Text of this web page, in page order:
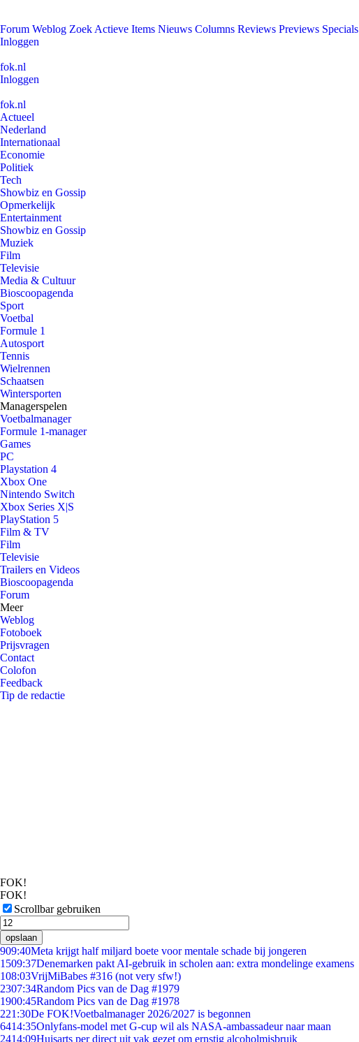
Forum Weblog Zoek Actieve Items Nieuws Columns Reviews Previews Specials
Inloggen
fok.nl
Inloggen
fok.nl
Actueel
Nederland
Internationaal
Economie
Politiek
Tech
Showbiz en Gossip
Opmerkelijk
Entertainment
Showbiz en Gossip
Muziek
Film
Televisie
Media & Cultuur
Bioscoopagenda
Sport
Voetbal
Formule 1
Autosport
Tennis
Wielrennen
Schaatsen
Wintersporten
Managerspelen
Voetbalmanager
Formule 1-manager
Games
PC
Playstation 4
Xbox One
Nintendo Switch
Xbox Series X|S
PlayStation 5
Film & TV
Film
Televisie
Trailers en Videos
Bioscoopagenda
Forum
Meer
Weblog
Fotoboek
Prijsvragen
Contact
Colofon
Feedback
Tip de redactie
FOK!
FOK!
Scrollbar gebruiken
opslaan
909:40Meta krijgt half miljard boete voor mentale schade bij jongeren
1509:37Denemarken pakt AI-gebruik in scholen aan: extra mondelinge examens
108:03VrijMiBabes #316 (not very sfw!)
2307:34Random Pics van de Dag #1979
1900:45Random Pics van de Dag #1978
221:30De FOK!Voetbalmanager 2026/2027 is begonnen
6414:35Onlyfans-model met G-cup wil als NASA-ambassadeur naar maan
2414:09Huisarts per direct uit vak gezet om ernstig alcoholmisbruik